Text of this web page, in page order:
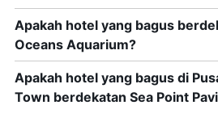
Apakah hotel yang bagus
Oceans Aquarium?
Apakah hotel yang bagus di
Town berdekatan Sea Point